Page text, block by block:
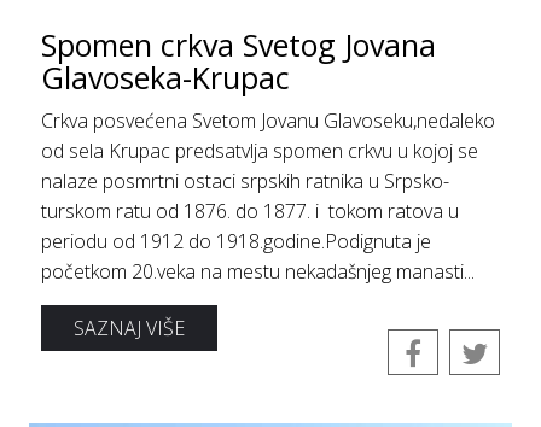
Spomen crkva Svetog Jovana
Glavoseka-Krupac
Crkva posvećena Svetom Jovanu Glavoseku,nedaleko
od sela Krupac predsatvlja spomen crkvu u kojoj se
nalaze posmrtni ostaci srpskih ratnika u Srpsko-
turskom ratu od 1876. do 1877. i tokom ratova u
periodu od 1912 do 1918.godine.Podignuta je
početkom 20.veka na mestu nekadašnjeg manasti...
SAZNAJ VIŠE